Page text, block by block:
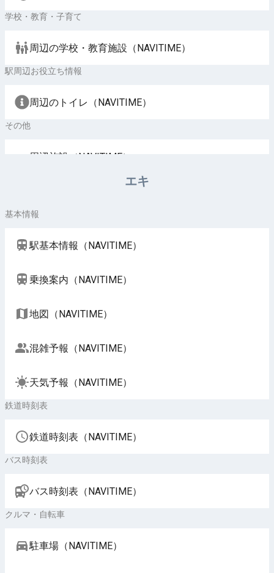
学校・教育・子育て
周辺の学校・教育施設（NAVITIME）
駅周辺お役立ち情報
周辺のトイレ（NAVITIME）
その他
周辺施設（NAVITIME）
エキ
基本情報
駅基本情報（NAVITIME）
乗換案内（NAVITIME）
地図（NAVITIME）
混雑予報（NAVITIME）
天気予報（NAVITIME）
鉄道時刻表
鉄道時刻表（NAVITIME）
バス時刻表
バス時刻表（NAVITIME）
クルマ・自転車
駐車場（NAVITIME）